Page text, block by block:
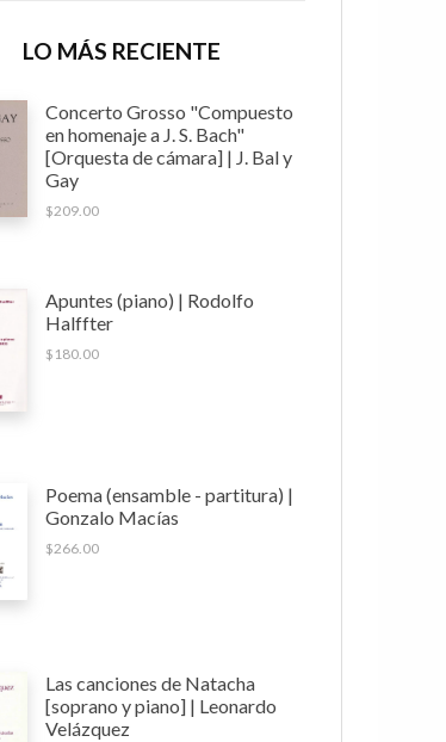
LO MÁS RECIENTE
Concerto Grosso "Compuesto
en homenaje a J. S. Bach"
[Orquesta de cámara] | J. Bal y
Gay
$209.00
Apuntes (piano) | Rodolfo
Halffter
$ 180.00
Poema (ensamble - partitura) |
Gonzalo Macías
$266.00
Las canciones de Natacha
[soprano y piano] | Leonardo
Velázquez